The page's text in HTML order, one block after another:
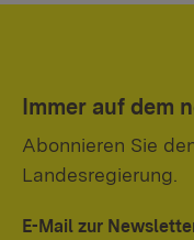
Immer auf dem
Abonnieren Sie
Landesregierung.
E-Mail zur